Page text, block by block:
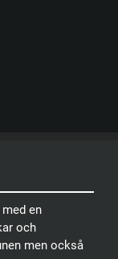
en
och
men också